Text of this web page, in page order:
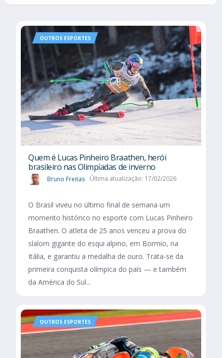
OUTROS ESPORTES
Quem é Lucas Pinheiro Braathen, herói
brasileiro nas Olimpíadas de inverno
Bruno Freitas Última atualização: 17/02/2026
O Brasil viveu no último final de semana um
momento histórico no esporte com Lucas Pinheiro
Braathen. O atleta de 25 anos venceu a prova do
slalom gigante do esqui alpino, em Bormio, na
Itália, e garantiu a medalha de ouro. Trata-se da
primeira conquista olímpica do país — e também
da América do Sul...
OUTROS ESPORTES